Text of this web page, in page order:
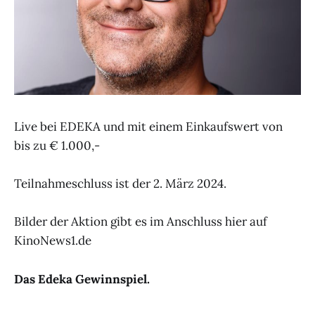
Live bei EDEKA und mit einem Einkaufswert von
bis zu € 1.000,-
Teilnahmeschluss ist der 2. März 2024.
Bilder der Aktion gibt es im Anschluss hier auf
KinoNews1.de
Das Edeka Gewinnspiel.